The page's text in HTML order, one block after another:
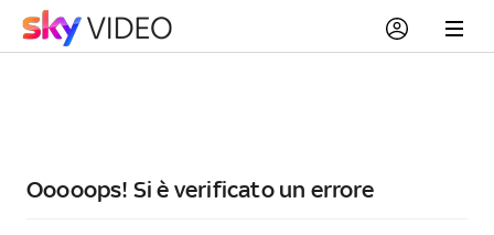
Ooooops! Si è verificato un errore